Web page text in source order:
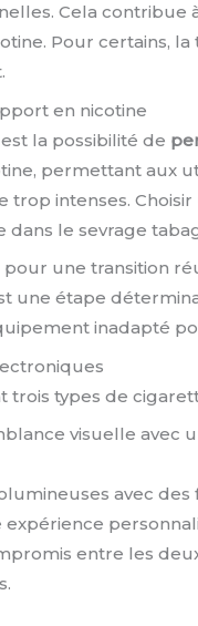
Cela contribue
Pour certains,
en nicotine
la possibilité de
permettant aux
trop intenses.
dans le sevrage
une transition
une étape
inadapté
trois types de
visuelle avec
avec
entre les